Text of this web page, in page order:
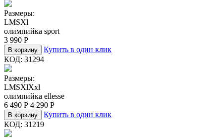
Размеры:
LMSXl
олимпийка sport
3 990 Р
В корзину
Купить в один клик
КОД: 31294
Размеры:
LMSXlXxl
олимпийка ellesse
6 490 Р 4 290 Р
В корзину
Купить в один клик
КОД: 31219